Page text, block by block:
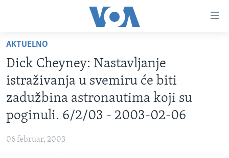
glavni
sadržaj
Pređi
na
glavnu
navigaciju
Idi
na
TV PROGRAM
FOTOGRAFIJE DANA
VIJESTI
SPECIJALNI PROJEKTI
AKTUELNO
Dick Cheyney: Nastavljanje
istraživanja u svemiru će biti
zadužbina astronautima koji su
poginuli. 6/2/03 - 2003-02-06
06 februar, 2003